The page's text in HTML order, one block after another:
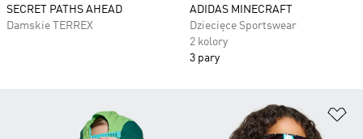
SECRET PATHS AHEAD
Damskie TERREX
ADIDAS MINECRAFT
Dziecięce Sportswear
2 kolory
3 pary